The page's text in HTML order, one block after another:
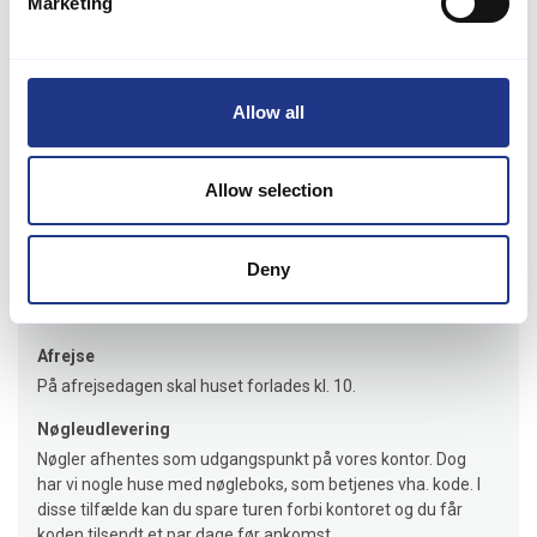
Allow all
Allow selection
Deny
Lejeinformation
Bureau
Afrejse
På afrejsedagen skal huset forlades kl. 10.
Nøgleudlevering
Nøgler afhentes som udgangspunkt på vores kontor. Dog
har vi nogle huse med nøgleboks, som betjenes vha. kode. I
disse tilfælde kan du spare turen forbi kontoret og du får